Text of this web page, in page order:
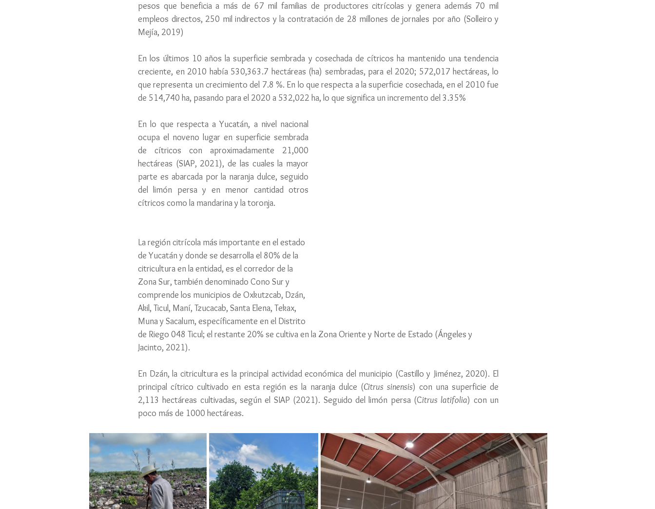
pesos que beneficia a más de 67 mil familias de productores citrícolas y genera además 70 mil
empleos directos, 250 mil indirectos y la contratación de 28 millones de jornales por año (Solleiro y
Mejía, 2019)
En los últimos 10 años la superficie sembrada y cosechada de cítricos ha mantenido una tendencia
creciente, en 2010 había 530,363.7 hectáreas (ha) sembradas, para el 2020; 572,017 hectáreas, lo
que representa un crecimiento del 7.8 %. En lo que respecta a la superficie cosechada, en el 2010 fue
de 514,740 ha, pasando para el 2020 a 532,022 ha, lo que significa un incremento del 3.35%
En lo que respecta a Yucatán, a nivel nacional
ocupa el noveno lugar en superficie sembrada
de cítricos con aproximadamente 21,000
hectáreas (SIAP, 2021), de las cuales la mayor
parte es abarcada por la naranja dulce, seguido
del limón persa y en menor cantidad otros
cítricos como la mandarina y la toronja.
La región citrícola más importante en el estado
de Yucatán y donde se desarrolla el 80% de la
citricultura en la entidad, es el corredor de la
Zona Sur, también denominado Cono Sur y
comprende los municipios de Oxkutzcab, Dzán,
Akil, Ticul, Maní, Tzucacab, Santa Elena, Tekax,
Muna y Sacalum, específicamente en el Distrito
de Riego 048 Ticul; el restante 20% se cultiva en la Zona Oriente y Norte de Estado (Ángeles y
Jacinto, 2021).
En Dzán, la citricultura es la principal actividad económica del municipio (Castillo y Jiménez, 2020). El
principal cítrico cultivado en esta región es la naranja dulce (Citrus sinensis) con una superficie de
2,113 hectáreas cultivadas, según el SIAP (2021). Seguido del limón persa (Citrus latifolia) con un
poco más de 1000 hectáreas.